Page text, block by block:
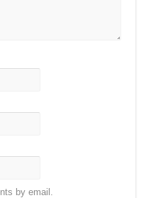
by email.